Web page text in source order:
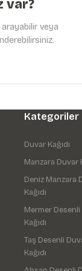
var?
arayabilir veya
Kategoriler
Duvar Kağıdı
Manzara Duvar
Deniz Manzara
Kağıdı
Mermer
Kağıdı
Taş Desenli
Kağıdı